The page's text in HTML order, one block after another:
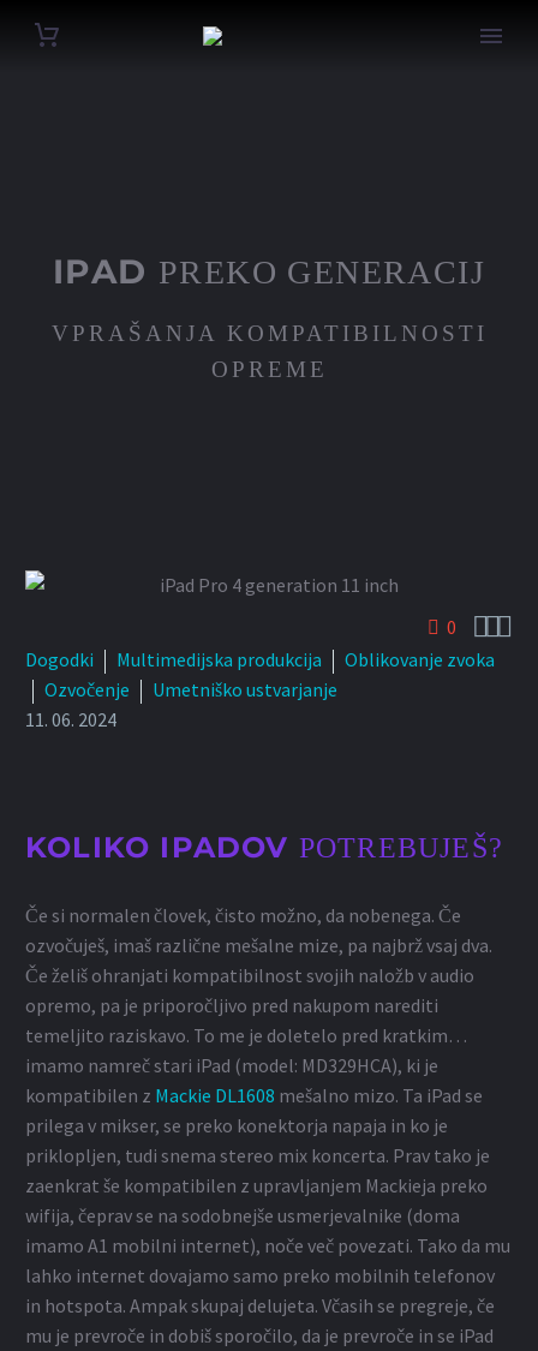
IPAD PREKO GENERACIJ
VPRAŠANJA KOMPATIBILNOSTI
OPREME
0 
Dogodki Multimedijska produkcija
Oblikovanje zvoka
Ozvočenje
Umetniško ustvarjanje
11. 06. 2024
KOLIKO IPADOV POTREBUJEŠ?
Če si normalen človek, čisto možno, da nobenega. Če
ozvočuješ, imaš različne mešalne mize, pa najbrž vsaj dva.
Če želiš ohranjati kompatibilnost svojih naložb v audio
opremo, pa je priporočljivo pred nakupom narediti
temeljito raziskavo. To me je doletelo pred kratkim…
imamo namreč stari iPad (model: MD329HCA), ki je
kompatibilen z Mackie DL1608 mešalno mizo. Ta iPad se
prilega v mikser, se preko konektorja napaja in ko je
priklopljen, tudi snema stereo mix koncerta. Prav tako je
zaenkrat še kompatibilen z upravljanjem Mackieja preko
wifija, čeprav se na sodobnejše usmerjevalnike (doma
imamo A1 mobilni internet), noče več povezati. Tako da mu
lahko internet dovajamo samo preko mobilnih telefonov
in hotspota. Ampak skupaj delujeta. Včasih se pregreje, če
mu je prevroče in dobiš sporočilo, da je prevroče in se iPad